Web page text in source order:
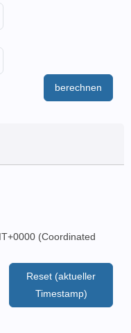
berechnen
(Coordinated
Reset (aktueller
Timestamp)